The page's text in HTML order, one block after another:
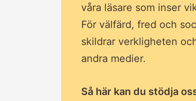
våra läsare som inser
För välfärd, fred och
skildrar verkligheten
andra medier.
Så här kan du stödja